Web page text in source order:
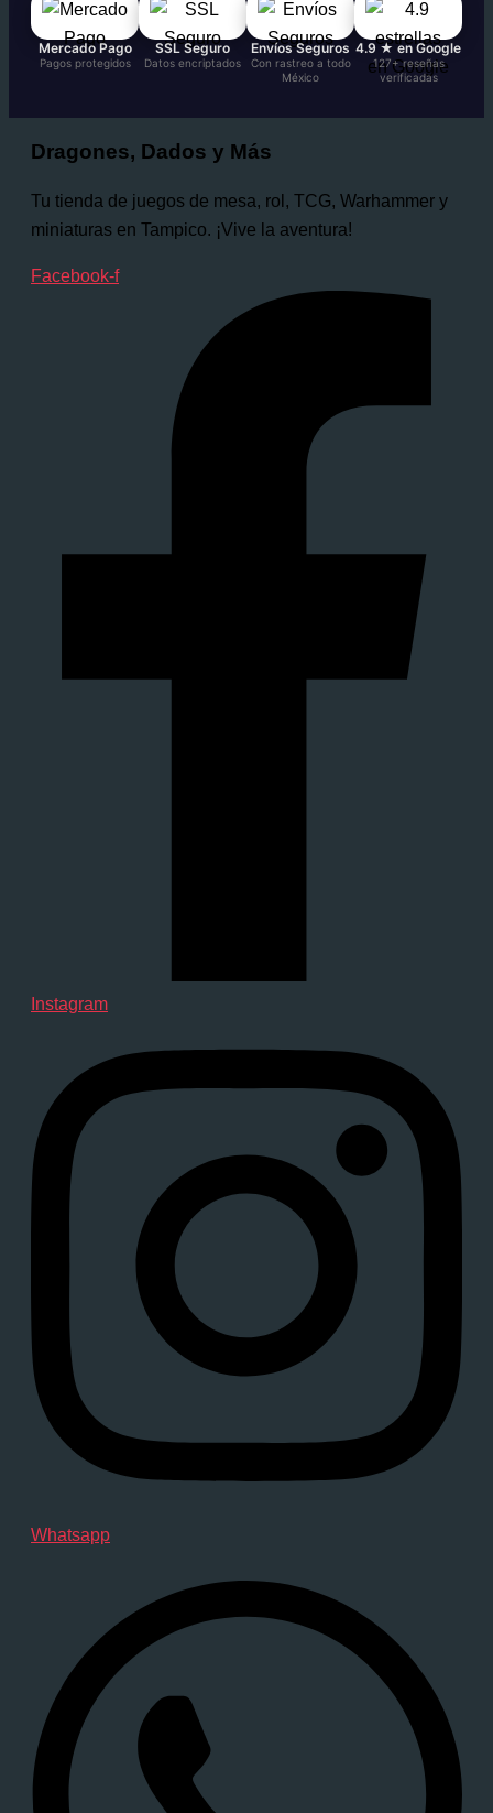
Mercado Pago
Pagos protegidos
SSL Seguro
Datos encriptados
Envíos Seguros
Con rastreo a todo
México
4.9 ★ en Google
127+ reseñas
verificadas
Dragones, Dados y Más
Tu tienda de juegos de mesa, rol, TCG, Warhammer y
miniaturas en Tampico. ¡Vive la aventura!
Facebook-f
Instagram
Whatsapp